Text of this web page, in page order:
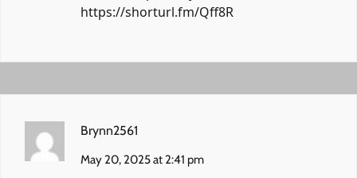
https://shorturl.fm/Qff8R
Brynn2561
May 20, 2025 at 2:41 pm